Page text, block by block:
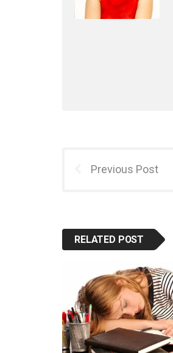
Previous Post
RELATED POST